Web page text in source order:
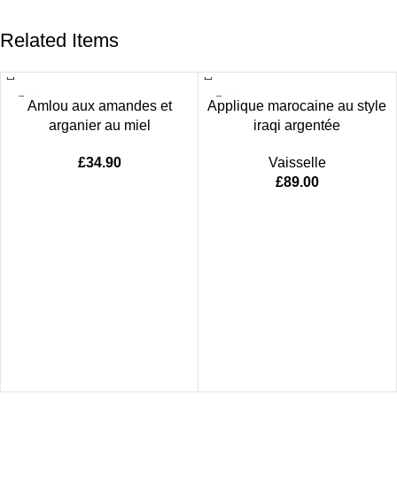
Related Items
Amlou aux amandes et
arganier au miel
£34.90
Applique marocaine au style
iraqi argentée
Vaisselle
£89.00